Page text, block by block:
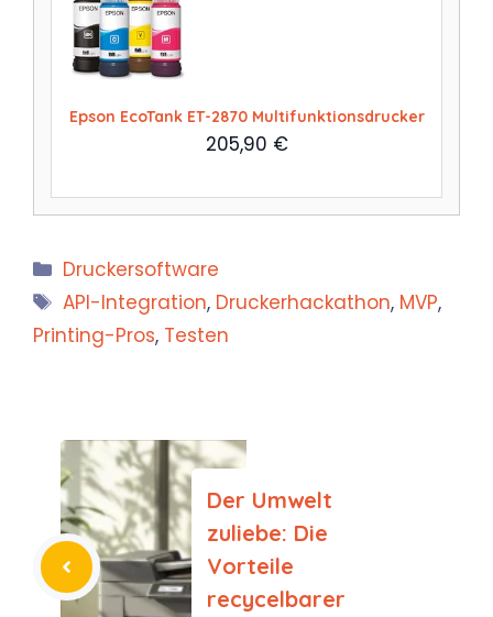
Epson EcoTank ET-2870 Multifunktionsdrucker
205,90 €
Kategorien
Druckersoftware
Schlagwörter
API-Integration, Druckerhackathon, MVP,
Printing-Pros, Testen
Der Umwelt
zuliebe: Die
Vorteile
recycelbarer